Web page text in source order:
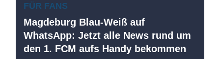
FÜR FANS
Magdeburg Blau-Weiß auf
WhatsApp: Jetzt alle News rund um
den 1. FCM aufs Handy bekommen